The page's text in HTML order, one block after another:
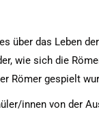
über das Leben
wie sich die
Römer gespielt
innen von der